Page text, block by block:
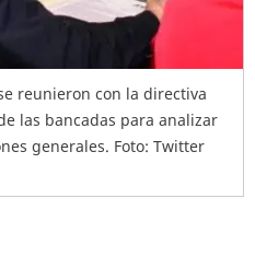
reunieron con la directiva
las bancadas para analizar
generales. Foto: Twitter